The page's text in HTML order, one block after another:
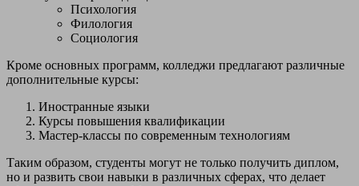
Психология
Филология
Социология
Кроме основных программ, колледжи предлагают различные
дополнительные курсы:
Иностранные языки
Курсы повышения квалификации
Мастер-классы по современным технологиям
Таким образом, студенты могут не только получить диплом,
но и развить свои навыки в различных сферах, что делает